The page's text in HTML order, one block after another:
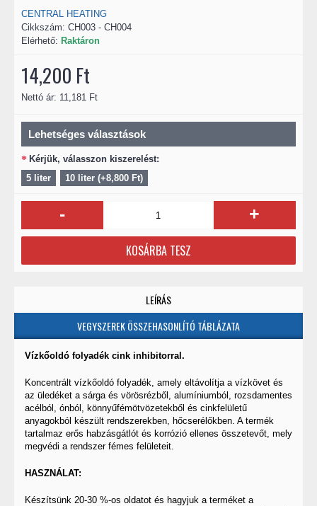
CENTRAL HEATING
Cikkszám: CH003 - CH004
Elérhető: Raktáron
14,200 Ft
Nettó ár: 11,181 Ft
Lehetséges választások
Kérjük, válasszon kiszerelést:
5 liter
10 liter (+8,800 Ft)
- +
KOSÁRBA TESZ
LEÍRÁS
VEGYSZEREK ÖSSZEHASONLÍTÓ TÁBLÁZATA
Vízkőoldó folyadék cink inhibitorral.
Koncentrált vízkőoldó folyadék, amely eltávolítja a vízkövet és
az üledéket a sárga és vörösrézből, alumíniumból, rozsdamentes
acélból, ónból, könnyűfémötvözetekből és cinkfelületű
anyagokból készült rendszerekben, hőcserélőkben. A termék
tartalmaz erős habzásgátlót és korrózió ellenes összetevőt, mely
megvédi a rendszer fémes felületeit.
HASZNÁLAT:
Készítsünk 20-30 %-os oldatot és hagyjuk a terméket a